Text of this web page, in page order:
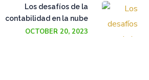
Los desafíos de la
contabilidad en la nube
OCTOBER 20, 2023